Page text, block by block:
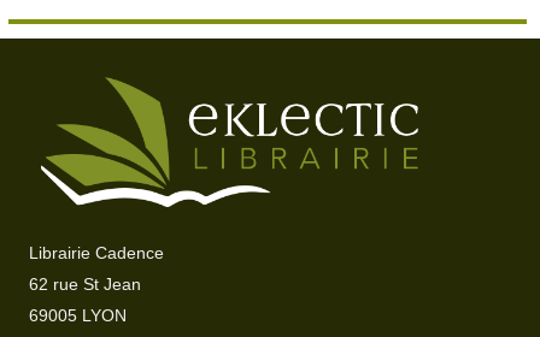
Librairie Cadence
62 rue St Jean
69005 LYON